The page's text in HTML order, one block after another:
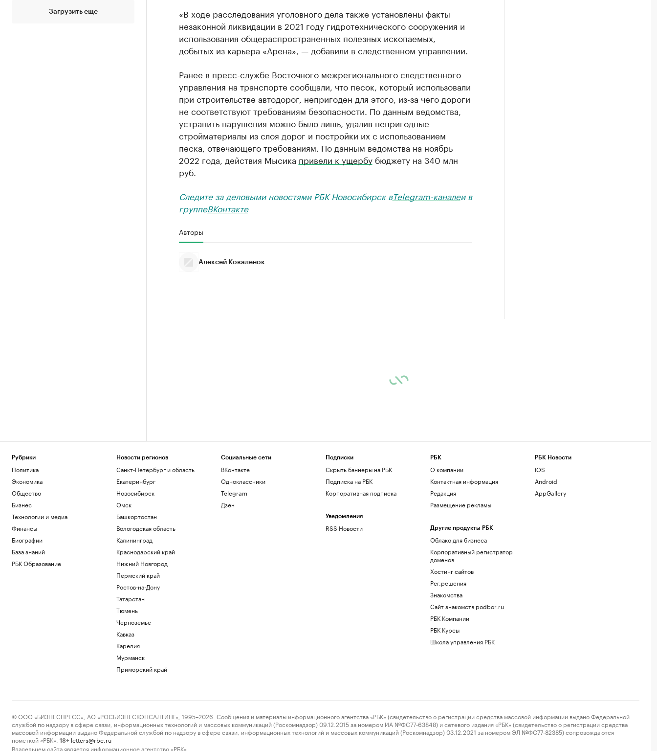
Загрузить еще
«В ходе расследования уголовного дела также установлены факты
незаконной ликвидации в 2021 году гидротехнического сооружения и
использования общераспространенных полезных ископаемых,
добытых из карьера «Арена», — добавили в следственном управлении.
Ранее в пресс-службе Восточного межрегионального следственного
управления на транспорте сообщали, что песок, который использовали
при строительстве автодорог, непригоден для этого, из-за чего дороги
не соответствуют требованиям безопасности. По данным ведомства,
устранить нарушения можно было лишь, удалив непригодные
стройматериалы из слоя дорог и постройки их с использованием
песка, отвечающего требованиям. По данным ведомства на ноябрь
2022 года, действия Мысика привели к ущербубюджету на 340 млн
руб.
Следите за деловыми новостями РБК Новосибирск вTelegram-каналеи в
группеВКонтакте
Авторы
Алексей Коваленок
Рубрики
Политика
Экономика
Общество
Бизнес
Технологии и медиа
Финансы
Биографии
База знаний
РБК Образование
Новости регионов
Санкт-Петербург и область
Екатеринбург
Новосибирск
Омск
Башкортостан
Вологодская область
Калининград
Краснодарский край
Нижний Новгород
Пермский край
Ростов-на-Дону
Татарстан
Тюмень
Черноземье
Кавказ
Карелия
Мурманск
Приморский край
Социальные сети
ВКонтакте
Одноклассники
Telegram
Дзен
Подписки
Скрыть баннеры на РБК
Подписка на РБК
Корпоративная подписка
Уведомления
RSS Новости
РБК
О компании
Контактная информация
Редакция
Размещение рекламы
Другие продукты РБК
Облако для бизнеса
Корпоративный регистратор
доменов
Хостинг сайтов
Рег.решения
Знакомства
Сайт знакомств podbor.ru
РБК Компании
РБК Курсы
Школа управления РБК
РБК Новости
iOS
Android
AppGallery
© ООО «БИЗНЕСПРЕСС», АО «РОСБИЗНЕСКОНСАЛТИНГ», 1995–2026. Сообщения и материалы информационного агентства «РБК» (свидетельство о регистрации средства массовой информации выдано Федеральной
службой по надзору в сфере связи, информационных технологий и массовых коммуникаций (Роскомнадзор) 09.12.2015 за номером ИА №ФС77-63848) и сетевого издания «РБК» (свидетельство о регистрации средства
массовой информации выдано Федеральной службой по надзору в сфере связи, информационных технологий и массовых коммуникаций (Роскомнадзор) 03.12.2021 за номером ЭЛ №ФС77-82385) сопровождаются
пометкой «РБК».
18+ letters@rbc.ru
Владельцем сайта является информационное агентство «РБК».